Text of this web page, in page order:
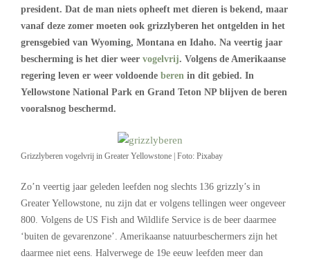
president. Dat de man niets opheeft met dieren is bekend, maar
vanaf deze zomer moeten ook grizzlyberen het ontgelden in het
grensgebied van Wyoming, Montana en Idaho. Na veertig jaar
bescherming is het dier weer vogelvrij. Volgens de Amerikaanse
regering leven er weer voldoende beren in dit gebied. In
Yellowstone National Park en Grand Teton NP blijven de beren
vooralsnog beschermd.
Grizzlyberen vogelvrij in Greater Yellowstone | Foto: Pixabay
Zo’n veertig jaar geleden leefden nog slechts 136 grizzly’s in
Greater Yellowstone, nu zijn dat er volgens tellingen weer ongeveer
800. Volgens de US Fish and Wildlife Service is de beer daarmee
‘buiten de gevarenzone’. Amerikaanse natuurbeschermers zijn het
daarmee niet eens. Halverwege de 19e eeuw leefden meer dan